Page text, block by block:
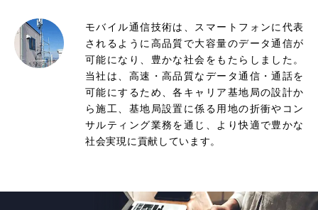
モバイル通信技術は、スマートフォンに代表
されるように高品質で大容量のデータ通信が
可能になり、豊かな社会をもたらしました。
当社は、高速・高品質なデータ通信・通話を
可能にするため、各キャリア基地局の設計か
ら施工、基地局設置に係る用地の折衝やコン
サルティング業務を通じ、より快適で豊かな
社会実現に貢献しています。